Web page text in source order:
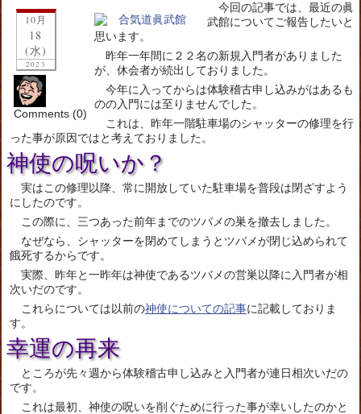
10月
18
(水)
2023
Comments (0)
今回の記事では、最近の眞
武館についてご報告したいと
思います。
昨年一年間に２２名の新規入門者がありました
が、休会者が続出しておりました。
今年に入ってからは体験稽古申し込みがはあるも
のの入門には至りませんでした。
これは、昨年一階駐車場のシャッターの修理を行
った事が原因ではと考えておりました。
神使の呪いか？
実はこの修理以降、常に開放していた駐車場を普段は閉ざすよう
にしたのです。
この際に、三つあった前年までのツバメの巣を撤去しました。
なぜなら、シャッターを閉めてしまうとツバメが閉じ込められて
餓死するからです。
実際、昨年と一昨年は神使であるツバメの営巣以降に入門者が相
次いだのです。
これらについては以前の神使についての記事に記載しておりま
す。
幸運の再来
ところが先々週から体験稽古申し込みと入門者が連日相次いだの
です。
これは最初、神使の呪いを削ぐために行った事が幸いしたのかと